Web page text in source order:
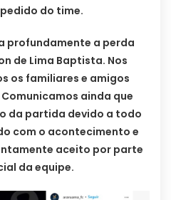
do time.
profundamente a perda
de Lima Baptista. Nos
os familiares e amigos
ainda que
da partida devido a todo
com o acontecimento e
aceito por parte
da equipe.